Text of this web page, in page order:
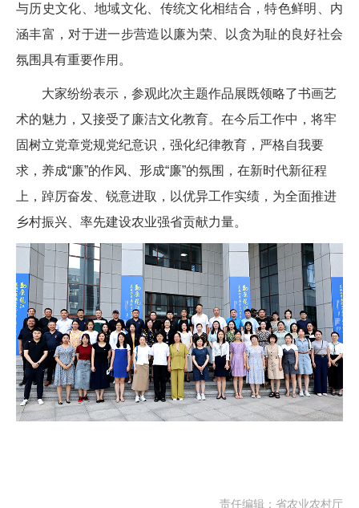
与历史文化、地域文化、传统文化相结合，特色鲜明、内
涵丰富，对于进一步营造以廉为荣、以贪为耻的良好社会
氛围具有重要作用。
大家纷纷表示，参观此次主题作品展既领略了书画艺
术的魅力，又接受了廉洁文化教育。在今后工作中，将牢
固树立党章党规党纪意识，强化纪律教育，严格自我要
求，养成“廉”的作风、形成“廉”的氛围，在新时代新征程
上，踔厉奋发、锐意进取，以优异工作实绩，为全面推进
乡村振兴、率先建设农业强省贡献力量。
责任编辑：省农业农村厅